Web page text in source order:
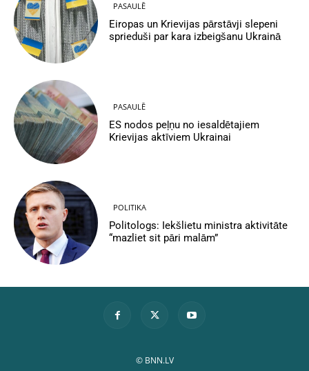
PASAULĒ
Eiropas un Krievijas pārstāvji slepeni
sprieduši par kara izbeigšanu Ukrainā
PASAULĒ
ES nodos peļņu no iesaldētajiem
Krievijas aktīviem Ukrainai
POLITIKA
Politologs: Iekšlietu ministra aktivitāte
“mazliet sit pāri malām”
© BNN.LV